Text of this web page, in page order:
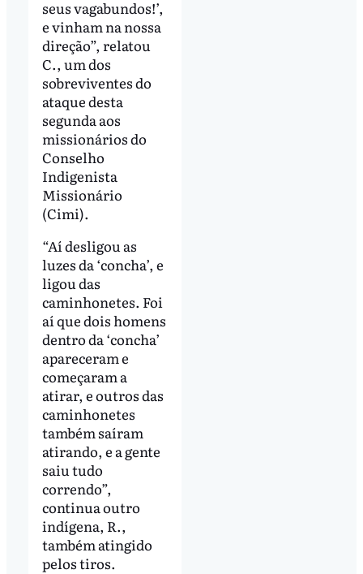
seus vagabundos!’,
e vinham na nossa
direção”, relatou
C., um dos
sobreviventes do
ataque desta
segunda aos
missionários do
Conselho
Indigenista
Missionário
(Cimi).
“Aí desligou as
luzes da ‘concha’, e
ligou das
caminhonetes. Foi
aí que dois homens
dentro da ‘concha’
apareceram e
começaram a
atirar, e outros das
caminhonetes
também saíram
atirando, e a gente
saiu tudo
correndo”,
continua outro
indígena, R.,
também atingido
pelos tiros.